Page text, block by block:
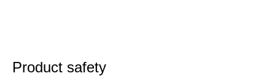
Product safety